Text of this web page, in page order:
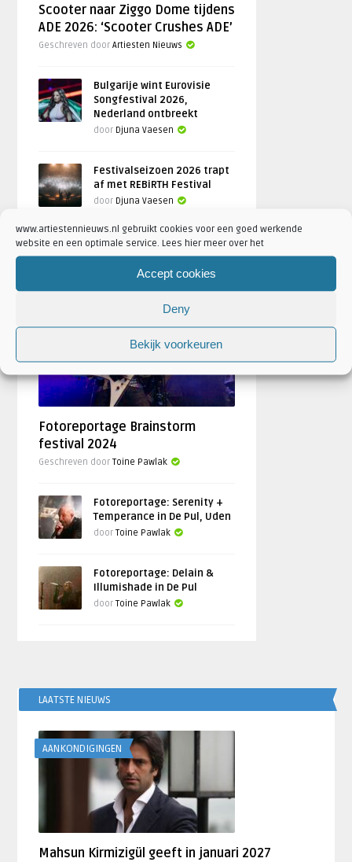
www.artiestennieuws.nl gebruikt cookies voor een goed werkende
website en een optimale service. Lees hier meer over het
Accept cookies
Deny
Bekijk voorkeuren
Scooter naar Ziggo Dome tijdens
ADE 2026: ‘Scooter Crushes ADE’
Geschreven doorArtiesten Nieuws
Bulgarije wint Eurovisie
Songfestival 2026,
Nederland ontbreekt
door Djuna Vaesen
Festivalseizoen 2026 trapt
af met REBiRTH Festival
door Djuna Vaesen
Fotoreportage Brainstorm
festival 2024
Geschreven doorToine Pawlak
Fotoreportage: Serenity +
Temperance in De Pul, Uden
doorToine Pawlak
Fotoreportage: Delain &
Illumishade in De Pul
doorToine Pawlak
LAATSTE NIEUWS
AANKONDIGINGEN
Mahsun Kirmizigül geeft in januari 2027